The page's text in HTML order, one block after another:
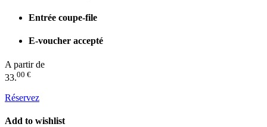
Entrée coupe-file
E-voucher accepté
A partir de
33.00 €
Réservez
Add to wishlist